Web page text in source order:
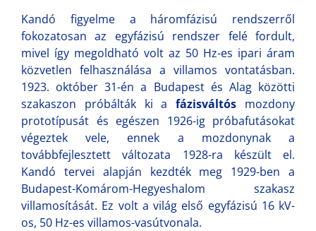
Kandó figyelme a háromfázisú rendszerről
fokozatosan az egyfázisú rendszer felé fordult,
mivel így megoldható volt az 50 Hz-es ipari áram
közvetlen felhasználása a villamos vontatásban.
1923. október 31-én a Budapest és Alag közötti
szakaszon próbálták ki afázisváltós mozdony
prototípusát és egészen 1926-ig próbafutásokat
végeztek vele, ennek a mozdonynak a
továbbfejlesztett változata 1928-ra készült el.
Kandó tervei alapján kezdték meg 1929-ben a
Budapest-Komárom-Hegyeshalom szakasz
villamosítását. Ez volt a világ első egyfázisú 16 kV-
os, 50 Hz-es villamos-vasútvonala.